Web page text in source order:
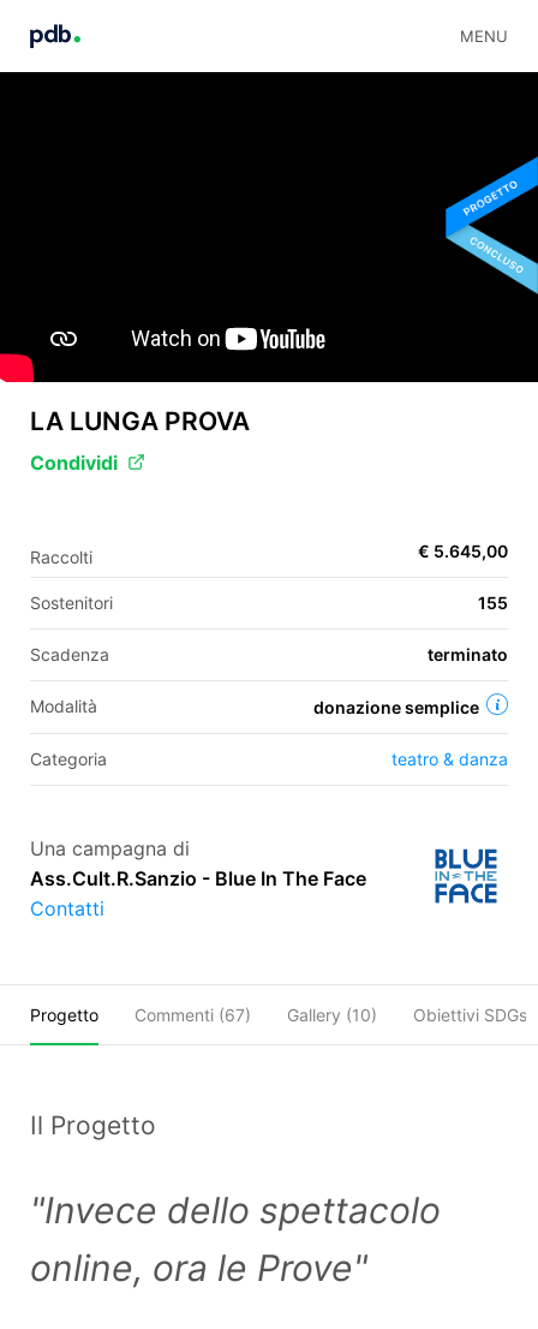
MENU
IT
EN
ES
LA LUNGA PROVA
Condividi
Raccolti € 5.645,00
Sostenitori 155
Scadenza terminato
Modalità donazione semplice
Categoria teatro & danza
Una campagna di
Ass.Cult.R.Sanzio - Blue In The Face
Contatti
Progetto Commenti (67) Gallery (10) Obiettivi SDGs
Il Progetto
"Invece dello spettacolo
online, ora le Prove"